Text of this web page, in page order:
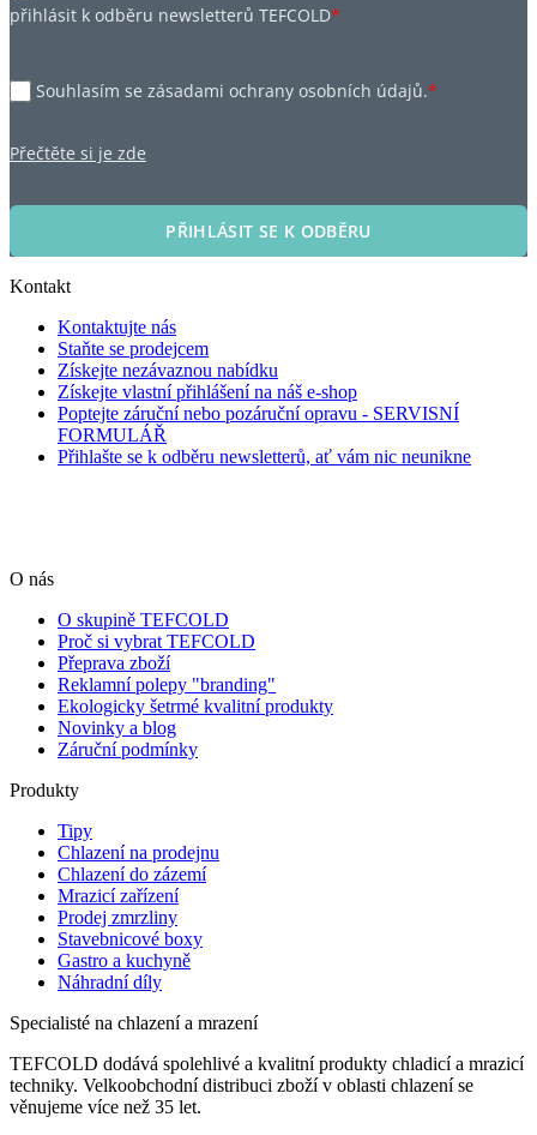
přihlásit k odběru newsletterů TEFCOLD*
Souhlasím se zásadami ochrany osobních údajů.*
Přečtěte si je zde
PŘIHLÁSIT SE K ODBĚRU
Kontakt
Kontaktujte nás
Staňte se prodejcem
Získejte nezávaznou nabídku
Získejte vlastní přihlášení na náš e-shop
Poptejte záruční nebo pozáruční opravu - SERVISNÍ
FORMULÁŘ
Přihlašte se k odběru newsletterů, ať vám nic neunikne
O nás
O skupině TEFCOLD
Proč si vybrat TEFCOLD
Přeprava zboží
Reklamní polepy "branding"
Ekologicky šetrmé kvalitní produkty
Novinky a blog
Záruční podmínky
Produkty
Tipy
Chlazení na prodejnu
Chlazení do zázemí
Mrazicí zařízení
Prodej zmrzliny
Stavebnicové boxy
Gastro a kuchyně
Náhradní díly
Specialisté na chlazení a mrazení
TEFCOLD dodává spolehlivé a kvalitní produkty chladicí a mrazicí
techniky. Velkoobchodní distribuci zboží v oblasti chlazení se
věnujeme více než 35 let.